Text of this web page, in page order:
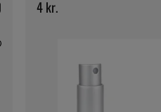
4 kr.